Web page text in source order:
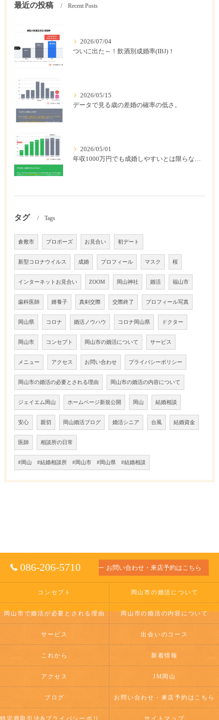
最近の投稿 Recent Posts
2026/07/04
ついに出た～！飲酒別成婚率(IBJ)！
2026/05/15
データで見る歳の差婚の確率の低さ。
2026/05/01
年収1000万円でも成婚しやすいとは限らない? 「年収帯別の成婚率」のリアル
タグ Tags
倉敷市 プロポーズ お見合い 初デート
新型コロナウイルス 成婚 プロフィール マスク 桜
インターネットお見合い ZOOM 岡山神社 婚活 福山市
歯科医師 婿養子 真剣交際 交際終了 プロフィール写真
岡山県 コロナ 婚活ノウハウ コロナ岡山県 ドクター
岡山市 コンセプト 岡山市の婚活について サービス
メニュー アクセス お問い合わせ プライバシーポリシー
岡山市の婚活の必要とされる理由 岡山市の婚活の内容について
ジェイエム岡山 ホームページ新規公開 岡山 結婚相談
安心 親切 岡山婚活ブログ 婚活シニア 台風 結婚資金
医師 相談所の日常
#岡山 #結婚相談所 #岡山市 #岡山県 #結婚相談
086-206-5710 お問い合わせ・来店予約はこちら
コンセプト 岡山市の婚活について
岡山市で婚活が必要とされる理由 岡山市の婚活の内容について
サービス 出会いのコース
これから 新着情報
アクセス JM岡山
ブログ お問い合わせ・来店予約はこちら
サイトマップ